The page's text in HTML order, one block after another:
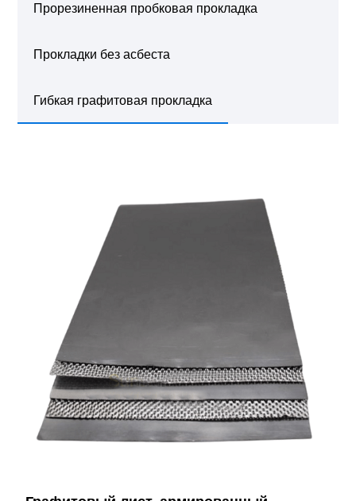
Прорезиненная пробковая прокладка
Прокладки без асбеста
Гибкая графитовая прокладка